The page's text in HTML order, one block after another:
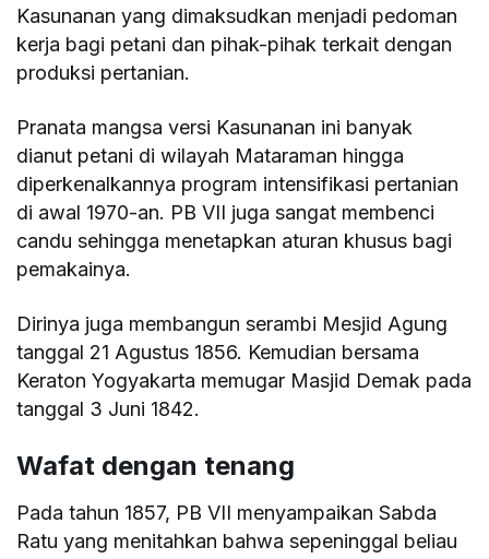
Kasunanan yang dimaksudkan menjadi pedoman
kerja bagi petani dan pihak-pihak terkait dengan
produksi pertanian.
Pranata mangsa versi Kasunanan ini banyak
dianut petani di wilayah Mataraman hingga
diperkenalkannya program intensifikasi pertanian
di awal 1970-an. PB VII juga sangat membenci
candu sehingga menetapkan aturan khusus bagi
pemakainya.
Dirinya juga membangun serambi Mesjid Agung
tanggal 21 Agustus 1856. Kemudian bersama
Keraton Yogyakarta memugar Masjid Demak pada
tanggal 3 Juni 1842.
Wafat dengan tenang
Pada tahun 1857, PB VII menyampaikan Sabda
Ratu yang menitahkan bahwa sepeninggal beliau